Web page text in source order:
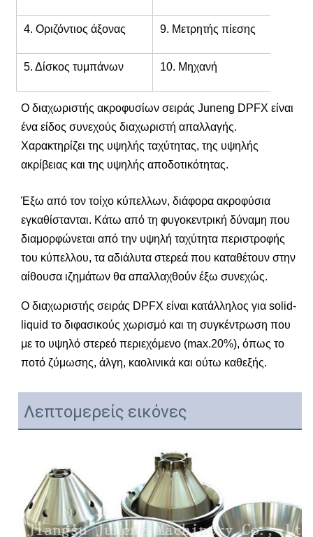
4. Οριζόντιος άξονας 9. Μετρητής πίεσης
5. Δίσκος τυμπάνων 10. Μηχανή
Ο διαχωριστής ακροφυσίων σειράς Juneng DPFX είναι
ένα είδος συνεχούς διαχωριστή απαλλαγής.
Χαρακτηρίζει της υψηλής ταχύτητας, της υψηλής
ακρίβειας και της υψηλής αποδοτικότητας.
Έξω από τον τοίχο κύπελλων, διάφορα ακροφύσια
εγκαθίστανται. Κάτω από τη φυγοκεντρική δύναμη που
διαμορφώνεται από την υψηλή ταχύτητα περιστροφής
του κύπελλου, τα αδιάλυτα στερεά που καταθέτουν στην
αίθουσα ιζημάτων θα απαλλαχθούν έξω συνεχώς.
Ο διαχωριστής σειράς DPFX είναι κατάλληλος για solid-
liquid το διφασικούς χωρισμό και τη συγκέντρωση που
με το υψηλό στερεό περιεχόμενο (max.20%), όπως το
ποτό ζύμωσης, άλγη, καολινικά και ούτω καθεξής.
Λεπτομερείς εικόνες